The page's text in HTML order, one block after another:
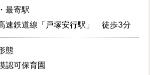
最寄駅
速鉄道線「戸塚安行駅」 徒歩3分
態
認可保育園